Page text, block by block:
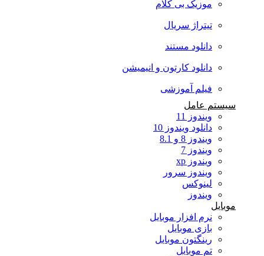
موزیک بی کلام
تیتراژ سریال
دانلود مستند
دانلود کارتون و انیمیشن
فیلم آموزشی
سیستم عامل
ویندوز 11
دانلود ویندوز 10
ویندوز 8 و 8.1
ویندوز 7
ویندوز xp
ویندوز سرور
لینوکس
ویندوز
موبایل
نرم افزار موبایل
بازی موبایل
رینگتون موبایل
تم موبایل